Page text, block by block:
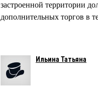
застроенной территории
дополнительных торгов в
Ильина Татьяна